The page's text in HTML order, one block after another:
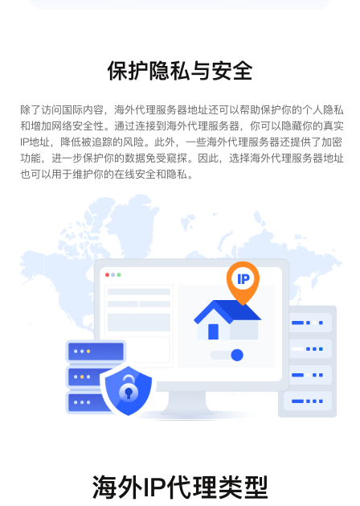
保护隐私与安全
除了访问国际内容，海外代理服务器地址还可以帮助保护你的个人隐私
和增加网络安全性。通过连接到海外代理服务器，你可以隐藏你的真实
IP地址，降低被追踪的风险。此外，一些海外代理服务器还提供了加密
功能，进一步保护你的数据免受窥探。因此，选择海外代理服务器地址
也可以用于维护你的在线安全和隐私。
海外IP代理类型